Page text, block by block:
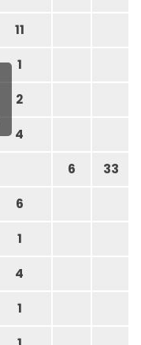
11
1
2
4
6 33
6
1
4
1